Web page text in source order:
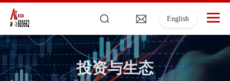
English
投资与生态